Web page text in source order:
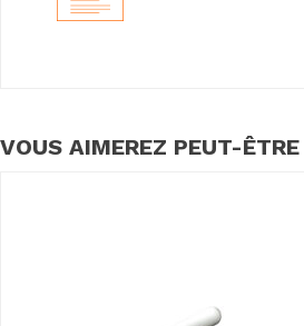
VOUS AIMEREZ PEUT-